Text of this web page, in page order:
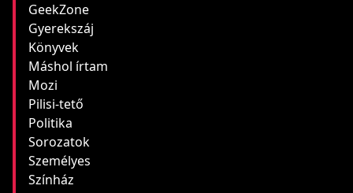
GeekZone
Gyerekszáj
Könyvek
Máshol írtam
Mozi
Pilisi-tető
Politika
Sorozatok
Személyes
Színház